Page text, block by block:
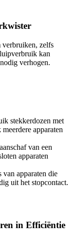
verbruiken, zelfs
kan
verhogen.
stekkerdozen met
apparaten
van een
apparaten
van apparaten die
uit het stopcontact.
in Efficiëntie